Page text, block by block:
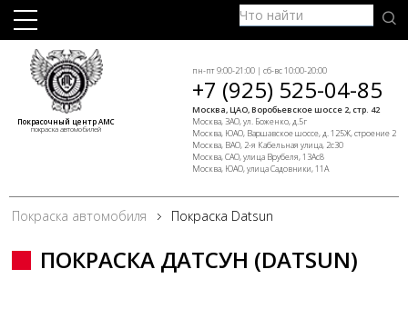
Покрасочный центр АМС
покраска автомобилей
пн-пт 9:00-21:00 | сб-вс 10:00-20:00
+7 (925) 525-04-85
Москва, ЦАО, Воробьевское шоссе 2, стр. 42
Москва, ЗАО, ул. Боженко, д.5г
Москва, ЮАО, Варшавское шоссе, д. 125Ж, строение 2
Москва, ВАО, 2-я Кабельная улица, 2с30
Москва, САО, улица Врубеля, 13Ас8
Москва, ЮАО, улица Садовники, 11А
Покраска автомобиля Покраска Datsun
ПОКРАСКА ДАТСУН (DATSUN)